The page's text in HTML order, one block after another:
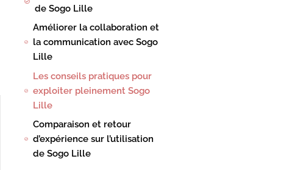
de Sogo Lille
Améliorer la collaboration et
la communication avec Sogo
Lille
Les conseils pratiques pour
exploiter pleinement Sogo
Lille
Comparaison et retour
d’expérience sur l’utilisation
de Sogo Lille